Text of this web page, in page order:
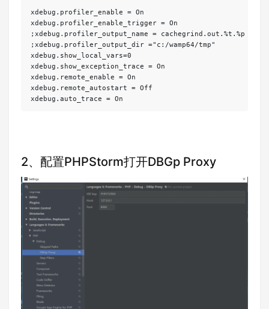
xdebug.profiler_enable = On
xdebug.profiler_enable_trigger = On
;xdebug.profiler_output_name = cachegrind.out.%t.%p
;xdebug.profiler_output_dir ="c:/wamp64/tmp"
xdebug.show_local_vars=0
xdebug.show_exception_trace = On
xdebug.remote_enable = On
xdebug.remote_autostart = Off
xdebug.auto_trace = On
2、配置PHPStorm打开DBGp Proxy